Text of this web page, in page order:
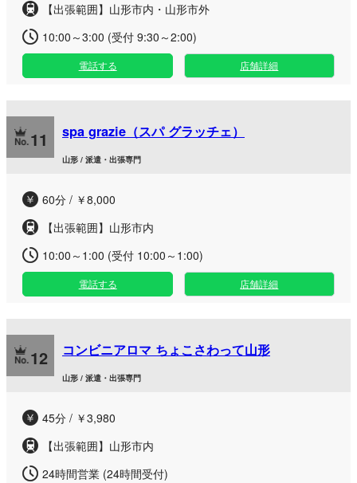
【出張範囲】山形市内・山形市外
10:00～3:00 (受付 9:30～2:00)
電話する 店舗詳細
11 spa grazie（スパ グラッチェ）
山形 / 派遣・出張専門
60分 / ￥8,000
【出張範囲】山形市内
10:00～1:00 (受付 10:00～1:00)
電話する 店舗詳細
12 コンビニアロマ ちょこさわって山形
山形 / 派遣・出張専門
45分 / ￥3,980
【出張範囲】山形市内
24時間営業 (24時間受付)